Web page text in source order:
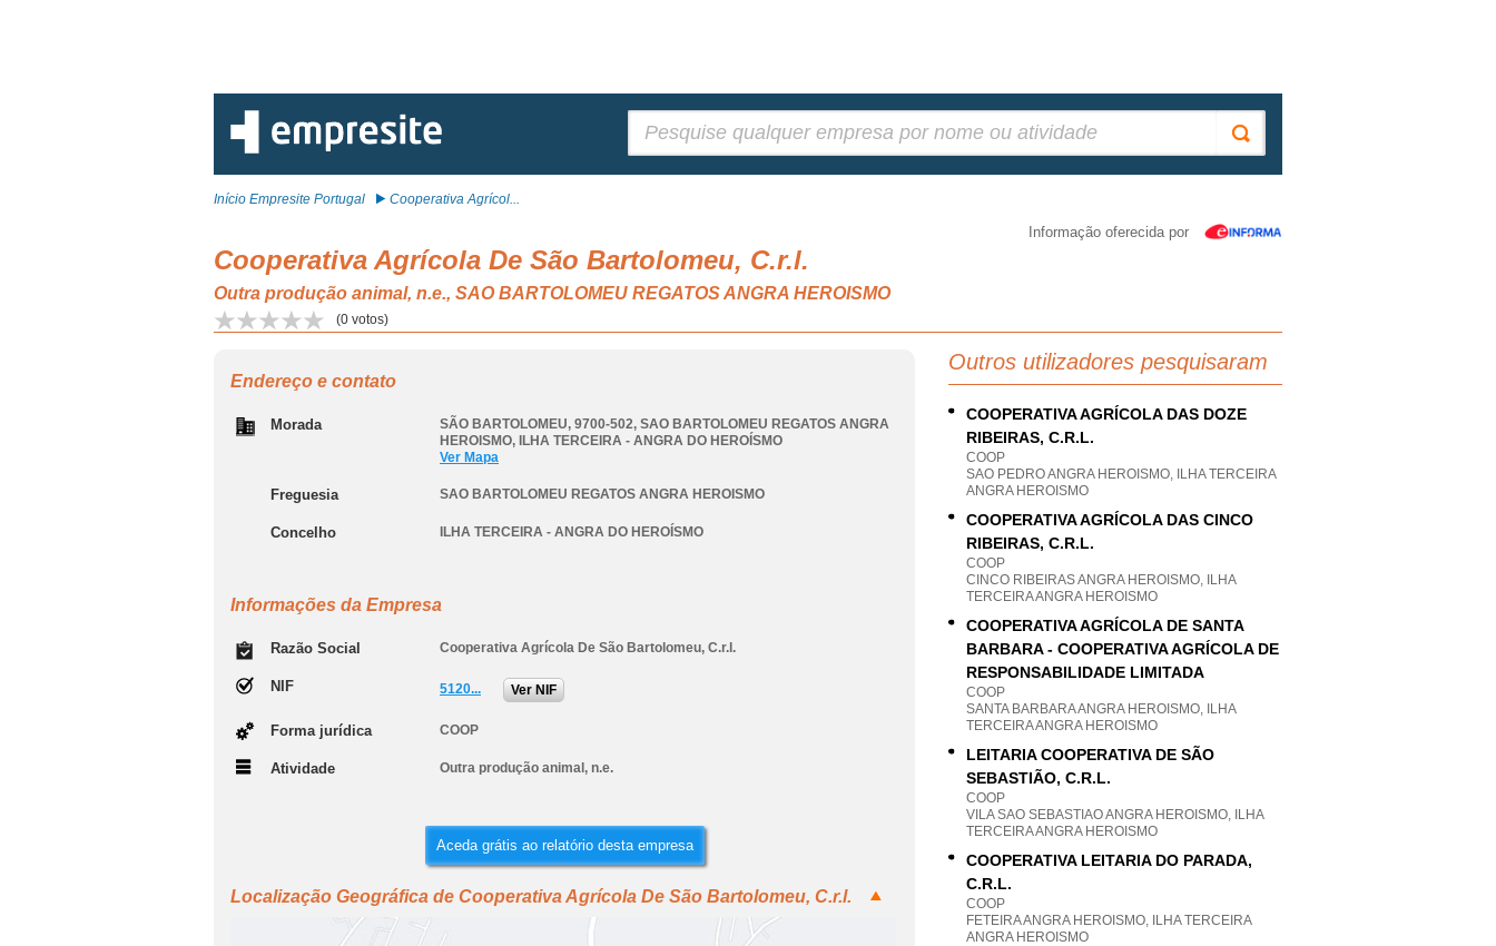
Início Empresite Portugal Cooperativa Agrícol...
Informação oferecida por
Cooperativa Agrícola De São Bartolomeu, C.r.l.
Outra produção animal, n.e., SAO BARTOLOMEU REGATOS ANGRA HEROISMO
(0 votos)
Endereço e contato
Morada SÃO BARTOLOMEU, 9700-502, SAO BARTOLOMEU REGATOS ANGRA
HEROISMO, ILHA TERCEIRA - ANGRA DO HEROÍSMO
Ver Mapa
Freguesia SAO BARTOLOMEU REGATOS ANGRA HEROISMO
Concelho ILHA TERCEIRA - ANGRA DO HEROÍSMO
Informações da Empresa
Razão Social Cooperativa Agrícola De São Bartolomeu, C.r.l.
NIF 5120... Ver NIF
Forma jurídica COOP
Atividade Outra produção animal, n.e.
Aceda grátis ao relatório desta empresa
Localização Geográfica de Cooperativa Agrícola De São Bartolomeu, C.r.l.
Outros utilizadores pesquisaram
COOPERATIVA AGRÍCOLA DAS DOZE
RIBEIRAS, C.R.L.
COOP
SAO PEDRO ANGRA HEROISMO, ILHA TERCEIRA
ANGRA HEROISMO
COOPERATIVA AGRÍCOLA DAS CINCO
RIBEIRAS, C.R.L.
COOP
CINCO RIBEIRAS ANGRA HEROISMO, ILHA
TERCEIRA ANGRA HEROISMO
COOPERATIVA AGRÍCOLA DE SANTA
BARBARA - COOPERATIVA AGRÍCOLA DE
RESPONSABILIDADE LIMITADA
COOP
SANTA BARBARA ANGRA HEROISMO, ILHA
TERCEIRA ANGRA HEROISMO
LEITARIA COOPERATIVA DE SÃO
SEBASTIÃO, C.R.L.
COOP
VILA SAO SEBASTIAO ANGRA HEROISMO, ILHA
TERCEIRA ANGRA HEROISMO
COOPERATIVA LEITARIA DO PARADA,
C.R.L.
COOP
FETEIRA ANGRA HEROISMO, ILHA TERCEIRA
ANGRA HEROISMO